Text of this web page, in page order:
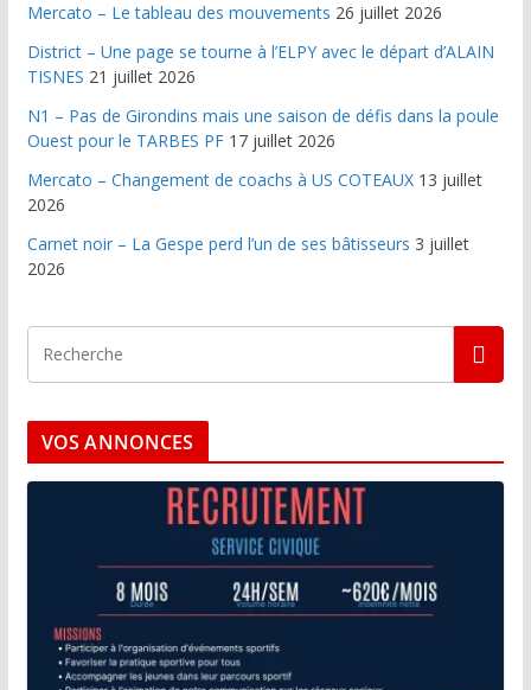
Mercato – Le tableau des mouvements 26 juillet 2026
District – Une page se tourne à l’ELPY avec le départ d’ALAIN
TISNES 21 juillet 2026
N1 – Pas de Girondins mais une saison de défis dans la poule
Ouest pour le TARBES PF 17 juillet 2026
Mercato – Changement de coachs à US COTEAUX 13 juillet
2026
Carnet noir – La Gespe perd l’un de ses bâtisseurs 3 juillet
2026
VOS ANNONCES